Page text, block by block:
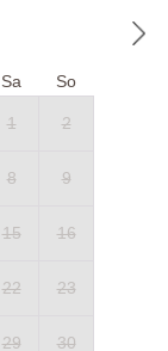
Sa So
1 2
8 9
15 16
22 23
29 30